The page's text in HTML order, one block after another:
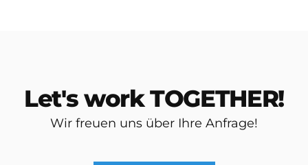
Let's workTOGETHER!
Wir freuen uns über Ihre Anfrage!